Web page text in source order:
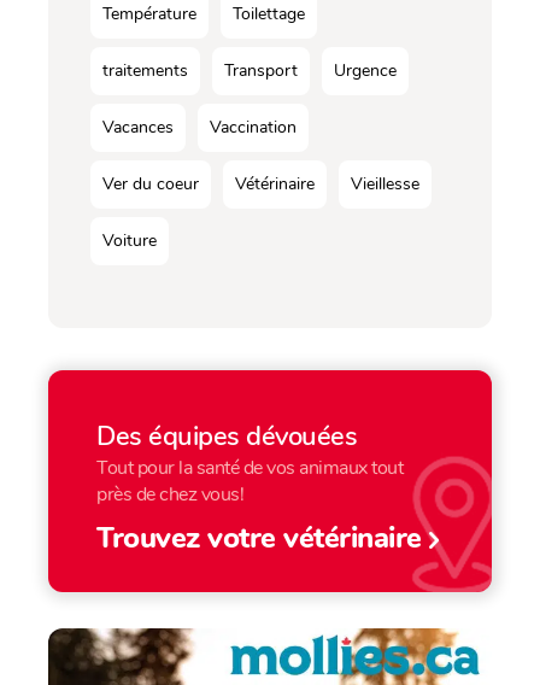
Température Toilettage
traitements Transport Urgence
Vacances Vaccination
Ver du coeur Vétérinaire Vieillesse
Voiture
Des équipes dévouées
Tout pour la santé de vos animaux tout
près de chez vous!
Trouvez votre vétérinaire